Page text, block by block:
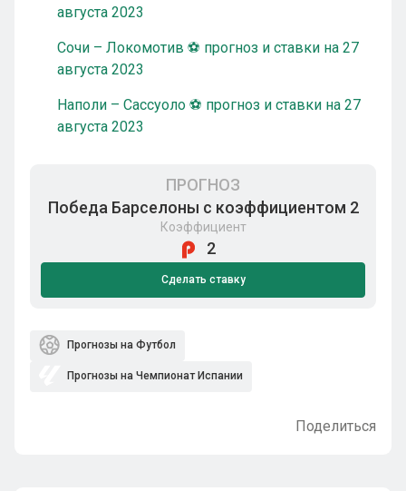
августа 2023
Сочи – Локомотив ⚽ прогноз и ставки на 27
августа 2023
Наполи – Сассуоло ⚽ прогноз и ставки на 27
августа 2023
ПРОГНОЗ
Победа Барселоны с коэффициентом 2
Коэффициент
2
Сделать ставку
Прогнозы на Футбол
Прогнозы на Чемпионат Испании
Поделиться